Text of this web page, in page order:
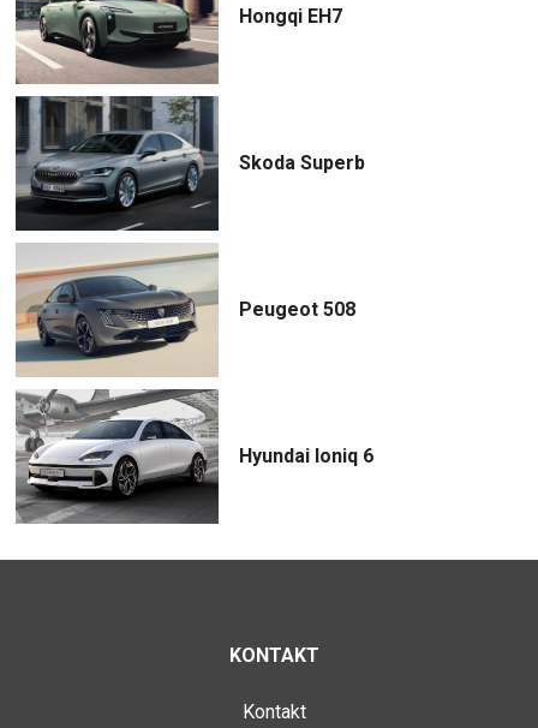
Hongqi EH7
Skoda Superb
Peugeot 508
Hyundai Ioniq 6
KONTAKT
Kontakt